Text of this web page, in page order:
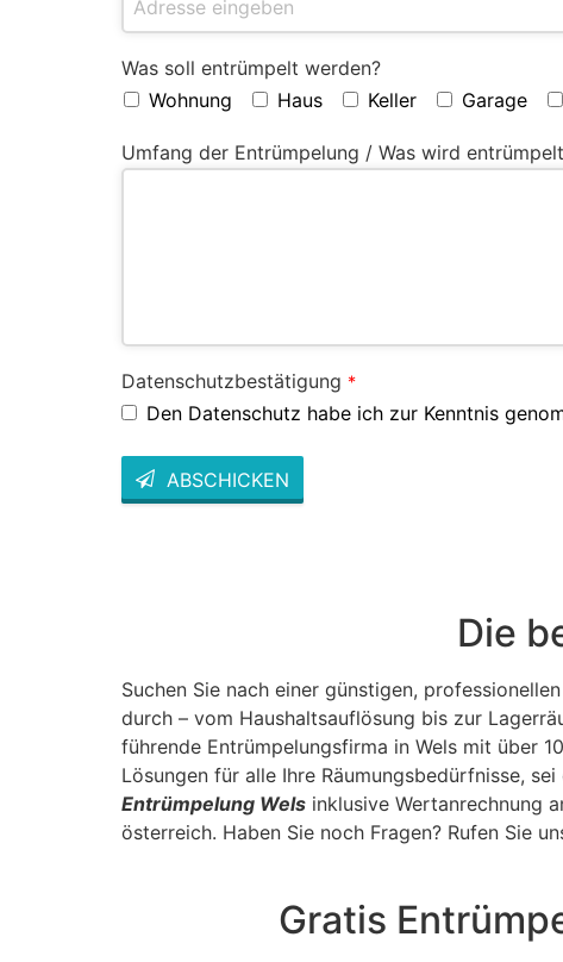
Was soll entrümpelt werden?
Wohnung
Haus Keller Garage
Umfang der Entrümpelung / Was wird
Datenschutzbestätigung *
Den Datenschutz habe ich zur Kenntnis
ABSCHICKEN
Die
Suchen Sie nach einer günstigen,
durch – vom Haushaltsauflösung bis zur
führende Entrümpelungsfirma in Wels mit über
Lösungen für alle Ihre Räumungsbedürfnisse,
Entrümpelung Wels inklusive Wertanrechnung
österreich. Haben Sie noch Fragen? Rufen Sie
Gratis